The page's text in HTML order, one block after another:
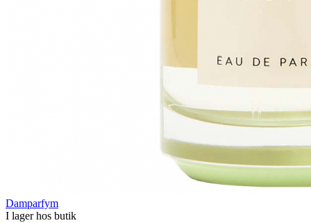
Damparfym
I lager hos butik